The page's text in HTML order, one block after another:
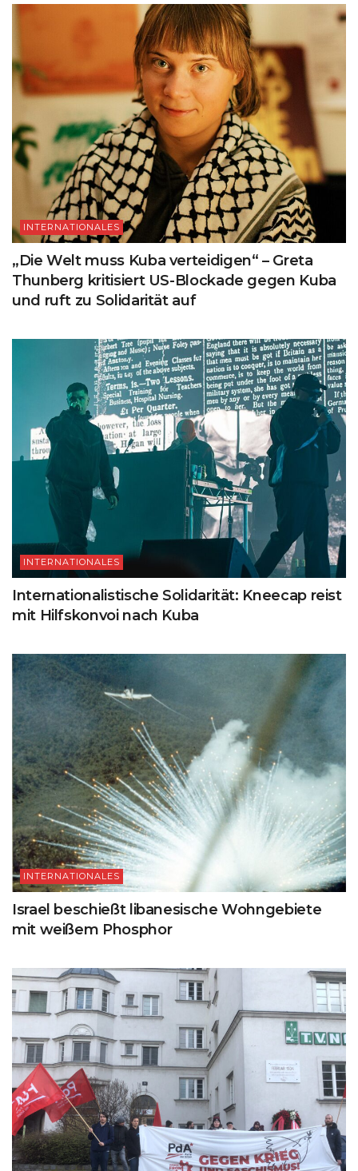
INTERNATIONALES
„Die Welt muss Kuba verteidigen“ – Greta
Thunberg kritisiert US-Blockade gegen Kuba
und ruft zu Solidarität auf
INTERNATIONALES
Internationalistische Solidarität: Kneecap reist
mit Hilfskonvoi nach Kuba
INTERNATIONALES
Israel beschießt libanesische Wohngebiete
mit weißem Phosphor